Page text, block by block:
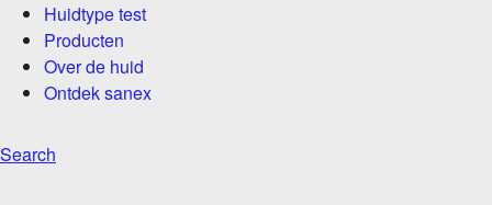
Huidtype test
Producten
Over de huid
Ontdek sanex
Search